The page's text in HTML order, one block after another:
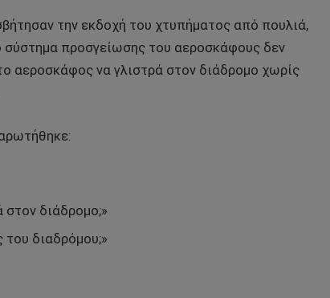
την εκδοχή του χτυπήματος από πουλιά,
σύστημα προσγείωσης του αεροσκάφους δεν
αεροσκάφος να γλιστρά στον διάδρομο χωρίς
στον διάδρομο;»
του διαδρόμου;»